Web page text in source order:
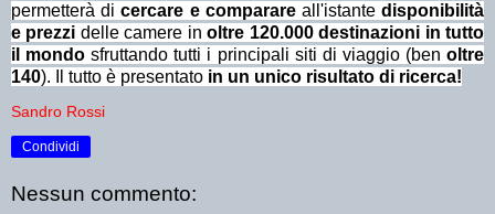
permetterà dicercare e comparare all'istantedisponibilità
e prezzi delle camere inoltre 120.000 destinazioni in tutto
il mondo sfruttando tutti i principali siti di viaggio (benoltre
140). Il tutto è presentato in un unico risultato di ricerca!
Sandro Rossi
Condividi
Nessun commento: